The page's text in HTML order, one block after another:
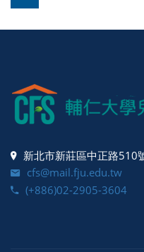
新北市新莊區中正路510
cfs@mail.fju.edu.tw
(+886)02-2905-3604